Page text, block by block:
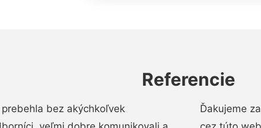
Referencie
bez akýchkoľvek
Ďakujeme